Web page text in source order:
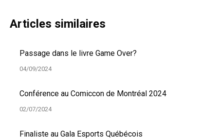
Articles similaires
Passage dans le livre Game Over?
04/09/2024
Conférence au Comiccon de Montréal 2024
02/07/2024
Finaliste au Gala Esports Québécois